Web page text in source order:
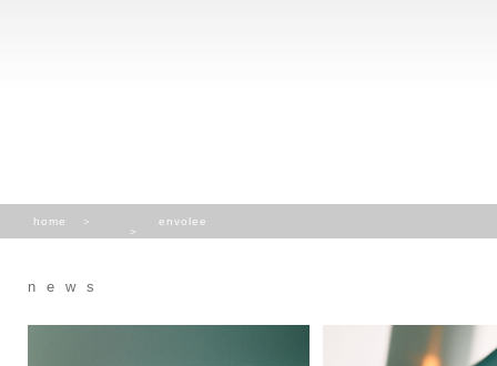
home envolee
news